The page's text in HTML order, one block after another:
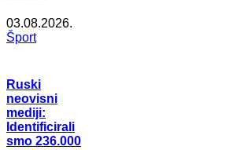
03.08.2026.
Šport
Ruski
neovisni
mediji:
Identificirali
smo 236.000